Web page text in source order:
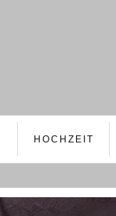
HOCHZEIT